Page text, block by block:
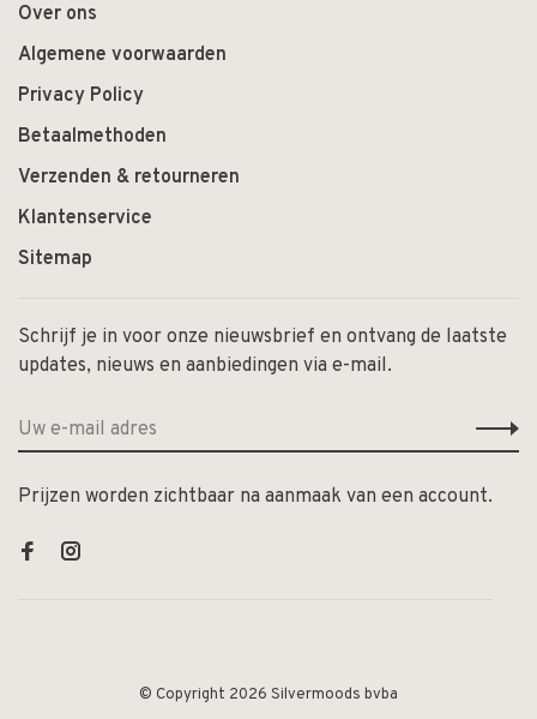
Over ons
Algemene voorwaarden
Privacy Policy
Betaalmethoden
Verzenden & retourneren
Klantenservice
Sitemap
Schrijf je in voor onze nieuwsbrief en ontvang de laatste
updates, nieuws en aanbiedingen via e-mail.
Prijzen worden zichtbaar na aanmaak van een account.
© Copyright 2026 Silvermoods bvba